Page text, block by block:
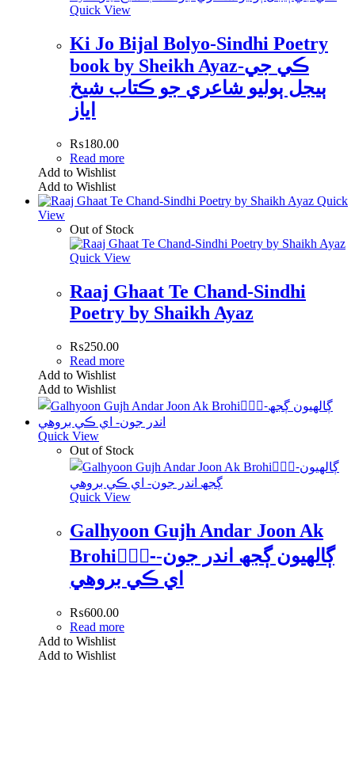
Quick View
Ki Jo Bijal Bolyo-Sindhi Poetry
book by Sheikh Ayaz-ڪي جي
ٻيجل ٻوليو شاعري جو ڪتاب شيخ
اياز
₨180.00
Read more
Add to Wishlist
Add to Wishlist
Quick
View
Out of Stock
Quick View
Raaj Ghaat Te Chand-Sindhi
Poetry by Shaikh Ayaz
₨250.00
Read more
Add to Wishlist
Add to Wishlist
Quick View
Out of Stock
Quick View
Galhyoon Gujh Andar Joon Ak
Brohi-ًًًڳالھيون ڳجھ اندر جون-
اي ڪي بروھي
₨600.00
Read more
Add to Wishlist
Add to Wishlist